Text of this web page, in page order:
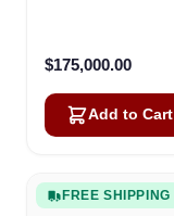
$175,000.00
Add to Cart
FREE SHIPPING